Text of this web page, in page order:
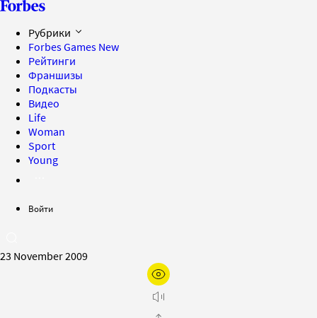
Рубрики
Forbes Games New
Рейтинги
Франшизы
Подкасты
Видео
Life
Woman
Sport
Young
Войти
23 November 2009